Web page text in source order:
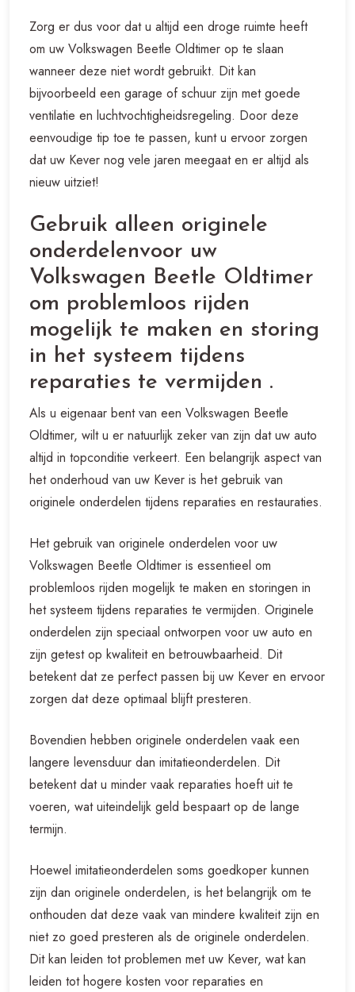
Zorg er dus voor dat u altijd een droge ruimte heeft
om uw Volkswagen Beetle Oldtimer op te slaan
wanneer deze niet wordt gebruikt. Dit kan
bijvoorbeeld een garage of schuur zijn met goede
ventilatie en luchtvochtigheidsregeling. Door deze
eenvoudige tip toe te passen, kunt u ervoor zorgen
dat uw Kever nog vele jaren meegaat en er altijd als
nieuw uitziet!
Gebruik alleen originele
onderdelenvoor uw
Volkswagen Beetle Oldtimer
om problemloos rijden
mogelijk te maken en storing
in het systeem tijdens
reparaties te vermijden .
Als u eigenaar bent van een Volkswagen Beetle
Oldtimer, wilt u er natuurlijk zeker van zijn dat uw auto
altijd in topconditie verkeert. Een belangrijk aspect van
het onderhoud van uw Kever is het gebruik van
originele onderdelen tijdens reparaties en restauraties.
Het gebruik van originele onderdelen voor uw
Volkswagen Beetle Oldtimer is essentieel om
problemloos rijden mogelijk te maken en storingen in
het systeem tijdens reparaties te vermijden. Originele
onderdelen zijn speciaal ontworpen voor uw auto en
zijn getest op kwaliteit en betrouwbaarheid. Dit
betekent dat ze perfect passen bij uw Kever en ervoor
zorgen dat deze optimaal blijft presteren.
Bovendien hebben originele onderdelen vaak een
langere levensduur dan imitatieonderdelen. Dit
betekent dat u minder vaak reparaties hoeft uit te
voeren, wat uiteindelijk geld bespaart op de lange
termijn.
Hoewel imitatieonderdelen soms goedkoper kunnen
zijn dan originele onderdelen, is het belangrijk om te
onthouden dat deze vaak van mindere kwaliteit zijn en
niet zo goed presteren als de originele onderdelen.
Dit kan leiden tot problemen met uw Kever, wat kan
leiden tot hogere kosten voor reparaties en